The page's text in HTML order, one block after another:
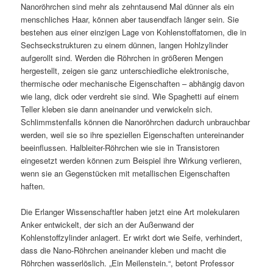
Nanoröhrchen sind mehr als zehntausend Mal dünner als ein
menschliches Haar, können aber tausendfach länger sein. Sie
bestehen aus einer einzigen Lage von Kohlenstoffatomen, die in
Sechseckstrukturen zu einem dünnen, langen Hohlzylinder
aufgerollt sind. Werden die Röhrchen in größeren Mengen
hergestellt, zeigen sie ganz unterschiedliche elektronische,
thermische oder mechanische Eigenschaften – abhängig davon
wie lang, dick oder verdreht sie sind. Wie Spaghetti auf einem
Teller kleben sie dann aneinander und verwickeln sich.
Schlimms­tenfalls können die Nanoröhrchen dadurch unbrauchbar
werden, weil sie so ihre speziellen Eigenschaften untereinander
beeinflussen. Halbleiter-Röhrchen wie sie in Transistoren
eingesetzt werden können zum Beispiel ihre Wirkung verlieren,
wenn sie an Gegenstücken mit metallischen Eigenschaften
haften.
Die Erlanger Wissenschaftler haben jetzt eine Art molekularen
Anker entwickelt, der sich an der Außenwand der
Kohlenstoffzylinder anlagert. Er wirkt dort wie Seife, verhindert,
dass die Nano-Röhrchen aneinander kleben und macht die
Röhrchen wasserlöslich. „Ein Meilenstein.“, betont Professor